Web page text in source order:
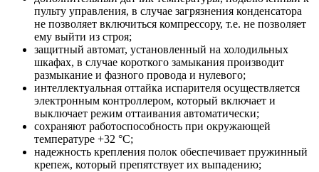
пульту управления, в случае загрязнения конденсатора
не позволяет включиться компрессору, т.е. не позволяет
ему выйти из строя;
защитный автомат, установленный на холодильных
шкафах, в случае короткого замыкания производит
размыкание и фазного провода и нулевого;
интеллектуальная оттайка испарителя осуществляется
электронным контроллером, который включает и
выключает режим оттаивания автоматически;
сохраняют работоспособность при окружающей
температуре +32 °С;
надежность крепления полок обеспечивает пружинный
крепеж, который препятствует их выпадению;